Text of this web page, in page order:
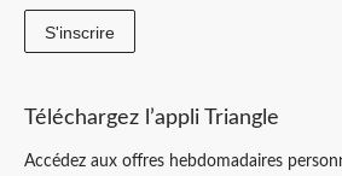
S'inscrire
Téléchargez l’appli Triangle
Accédez aux offres hebdomadaires